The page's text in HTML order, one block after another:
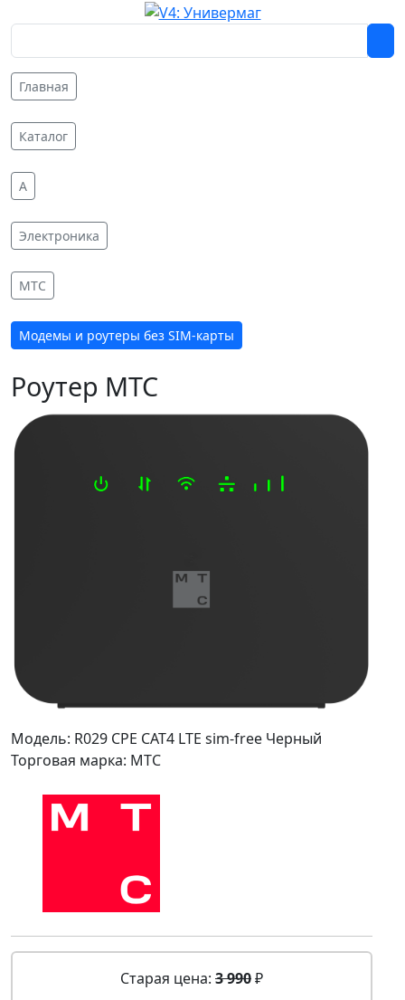
Главная
Каталог
A
Электроника
МТС
Модемы и роутеры без SIM-карты
Роутер МТС
Модель: R029 CPE CAT4 LTE sim-free Черный
Торговая марка: МТС
Старая цена: 3 990₽